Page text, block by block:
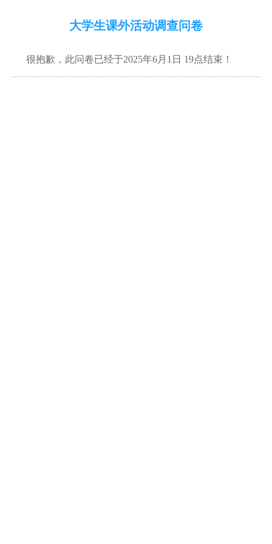
大学生课外活动调查问卷
很抱歉，此问卷已经于2025年6月1日 19点结束！